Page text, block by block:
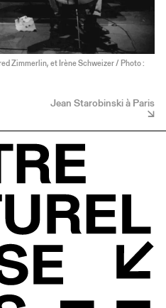
Zimmerlin, et Irène Schweizer / Photo :
Jean Starobinski à Paris